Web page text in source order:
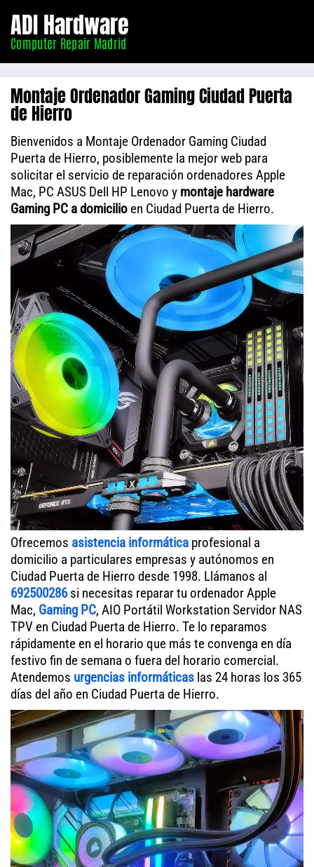
Madrid
ADI Hardware
Computer Repair Madrid
Montaje Ordenador Gaming Ciudad Puerta
de Hierro
Bienvenidos a Montaje Ordenador Gaming Ciudad
Puerta de Hierro, posiblemente la mejor web para
solicitar el servicio de reparación ordenadores Apple
Mac, PC ASUS Dell HP Lenovo y montaje hardware
Gaming PC a domicilio en Ciudad Puerta de Hierro.
Ofrecemos asistencia informática profesional a
domicilio a particulares empresas y autónomos en
Ciudad Puerta de Hierro desde 1998. Llámanos al
692500286si necesitas reparar tu ordenador Apple
Mac, Gaming PC, AIO Portátil Workstation Servidor NAS
TPV en Ciudad Puerta de Hierro. Te lo reparamos
rápidamente en el horario que más te convenga en día
festivo fin de semana o fuera del horario comercial.
Atendemos urgencias informáticas las 24 horas los 365
días del año en Ciudad Puerta de Hierro.